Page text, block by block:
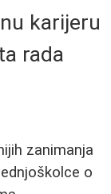
karijeru
rada
zanimanja
o